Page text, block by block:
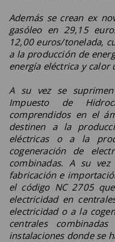
Además se crean ex
gasóleo en 29,15
12,00 euros/tonelada,
a la producción de
energía eléctrica y calor
A su vez se
Impuesto de
comprendidos en el
destinen a la
eléctricas o a la
cogeneración de
combinadas. A su
fabricación e
el código NC 2705
electricidad en
electricidad o a la
centrales
instalaciones donde se